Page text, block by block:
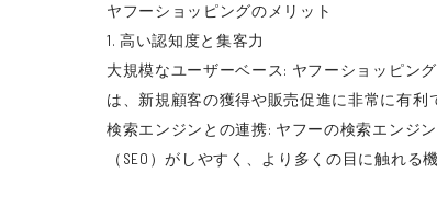
ヤフーショッピングのメリット
1. 高い認知度と集客力
大規模なユーザーベース: ヤフーショッピン
は、新規顧客の獲得や販売促進に非常に有利
検索エンジンとの連携: ヤフーの検索エンジ
（SEO）がしやすく、より多くの目に触れる